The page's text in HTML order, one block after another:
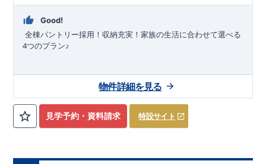
Good!
​全棟パントリー採用！収納充実！家族の生活に合わせて選べる
4つのプラン♪
名鉄名古屋本線豊橋駅までバス
2026年 月 中旬完成しまし
た！！
近隣の完成物件のご案内可能！まずはお気軽にお問い合わせ
を！
物件のおすすめポイント
見学予約・資料請求 特設サイト
物件詳細を見る